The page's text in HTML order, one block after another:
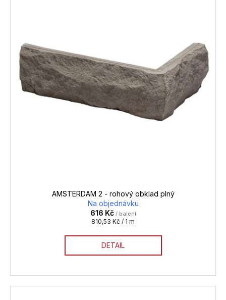
AMSTERDAM 2 - rohový obklad plný
Na objednávku
616 Kč / balení
Měrná
810,53 Kč / 1 m
DETAIL